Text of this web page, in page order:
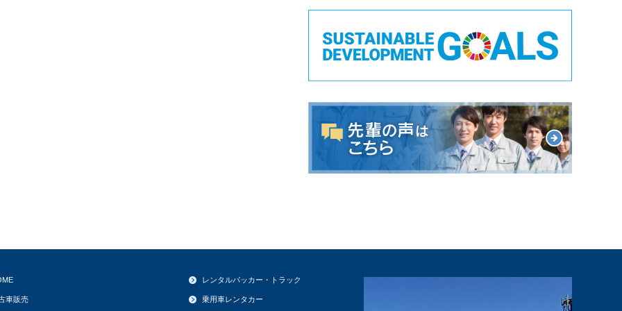
車販売
レンタルパッカー・トラック
乗用車レンタカー